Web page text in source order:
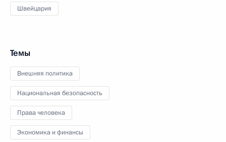
Швейцария
Темы
Внешняя политика
Национальная безопасность
Права человека
Экономика и финансы